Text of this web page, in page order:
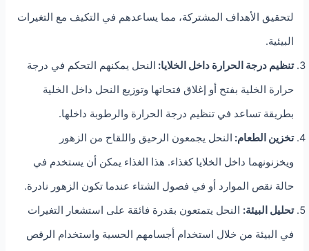
لتحقيق الأهداف المشتركة، مما يساعدهم في التكيف مع التغيرات
البيئية.
تنظيم درجة الحرارة داخل الخلايا: النحل يمكنهم التحكم في درجة
حرارة الخلية بفتح أو إغلاق فتحاتها وتوزيع النحل داخل الخلية
بطريقة تساعد في تنظيم درجة الحرارة والرطوبة داخلها.
تخزين الطعام: النحل يجمعون الرحيق واللقاح من الزهور
ويخزنونهما داخل الخلايا كغذاء. هذا الغذاء يمكن أن يستخدم في
حالة نقص الموارد أو في فصول الشتاء عندما تكون الزهور نادرة.
تحليل البيئة: النحل يتمتعون بقدرة فائقة على استشعار التغيرات
في البيئة من خلال استخدام أجسامهم الحسية واستخدام الرقص